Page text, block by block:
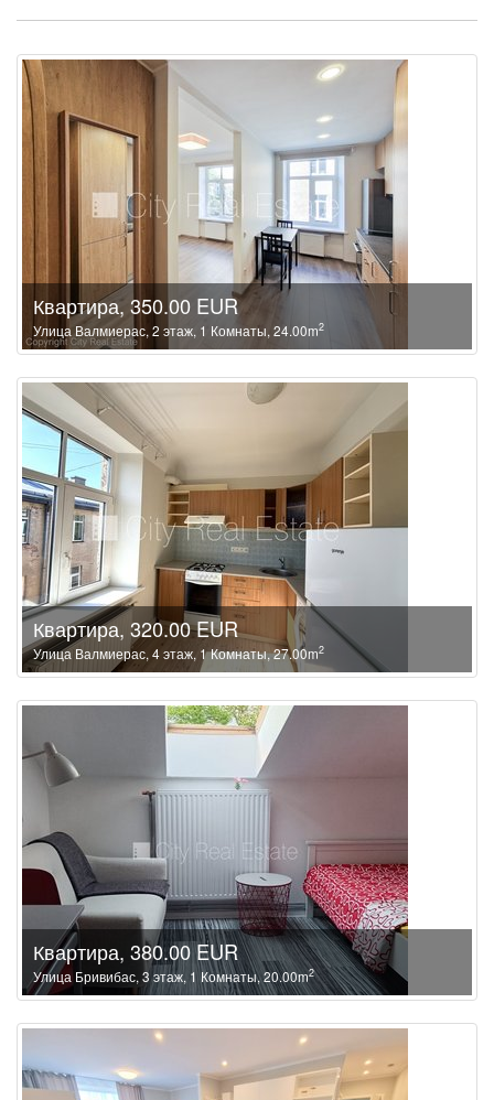
Квартира, 350.00 EUR
Улица Валмиерас, 2 этаж, 1 Комнаты, 24.00m2
Квартира, 320.00 EUR
Улица Валмиерас, 4 этаж, 1 Комнаты, 27.00m2
Квартира, 380.00 EUR
Улица Бривибас, 3 этаж, 1 Комнаты, 20.00m2